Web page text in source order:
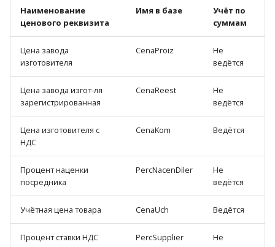
Наименование
ценового реквизита
Имя в базе
Учёт по
суммам
Цена завода
изготовителя
CenaProiz
Не
ведётся
Цена завода изгот-ля
зарегистрированная
CenaReest
Не
ведётся
Цена изготовителя с
НДС
CenaKom Ведётся
Процент наценки
посредника
PercNacenDiler
Не
ведётся
Учётная цена товара CenaUch Ведётся
Процент ставки НДС PercSupplier
Не